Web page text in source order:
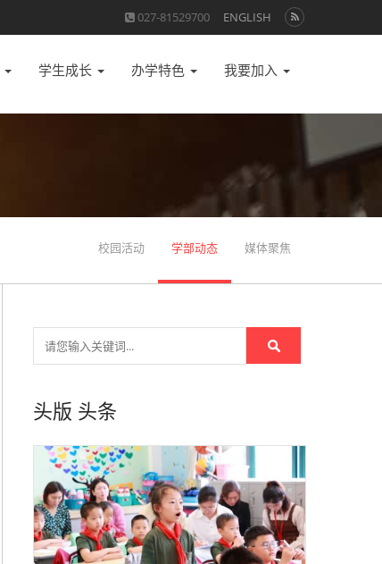
027-81529700 ENGLISH
学生成长 办学特色 我要加入
校园活动 学部动态 媒体聚焦
头版 头条